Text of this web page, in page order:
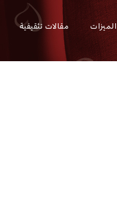
الميزات مقالات تثقيفية